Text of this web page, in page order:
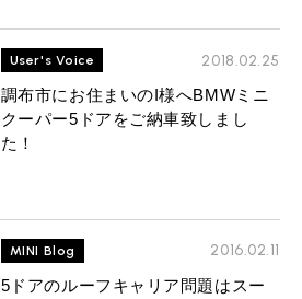
User's Voice
2018.02.25
調布市にお住まいのI様へBMWミニ
クーパー5ドアをご納車致しまし
た！
MINI Blog
2016.02.11
5ドアのルーフキャリア問題はスー